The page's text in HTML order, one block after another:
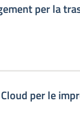
per la
per le